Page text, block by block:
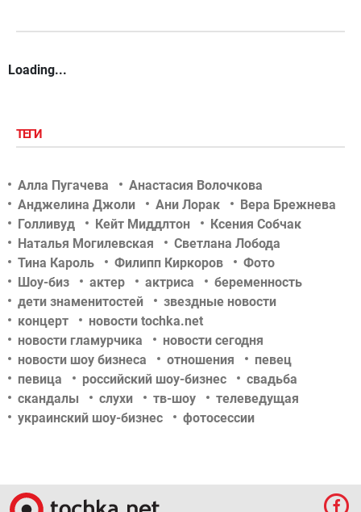
Loading...
ТЕГИ
Алла Пугачева
Анастасия Волочкова
Анджелина Джоли
Ани Лорак
Вера Брежнева
Голливуд
Кейт Миддлтон
Ксения Собчак
Наталья Могилевская
Светлана Лобода
Тина Кароль
Филипп Киркоров
Фото
Шоу-биз
актер актриса
беременность
дети знаменитостей
звездные новости
концерт
новости tochka.net
новости гламурчика
новости сегодня
новости шоу бизнеса
отношения
певец
певица
российский шоу-бизнес
свадьба
скандалы
слухи тв-шоу
телеведущая
украинский шоу-бизнес
фотосессии